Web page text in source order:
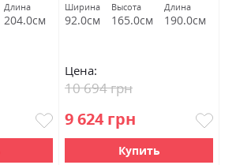
Длина
204.0см
Ширина
92.0см
Высота
165.0см
Длина
190.0см
Цена:
9 624 грн
10 694 грн
Купить